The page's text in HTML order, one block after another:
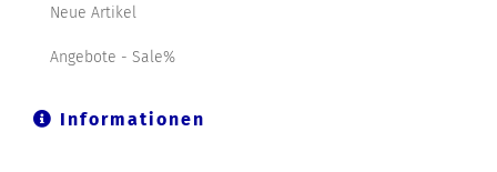
Neue Artikel
Angebote - Sale%
Informationen